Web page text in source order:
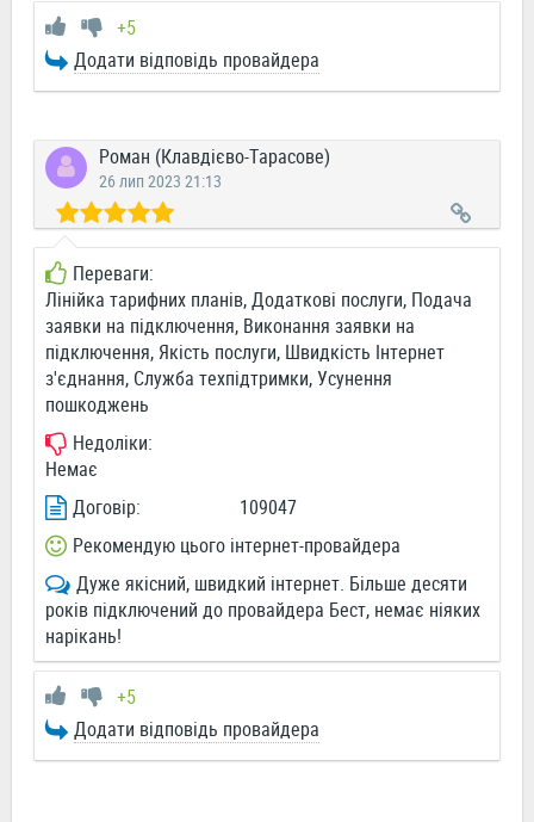
+5
Додати відповідь провайдера
Роман (Клавдієво-Тарасове)
26 лип 2023 21:13
Переваги:
Лінійка тарифних планів, Додаткові послуги, Подача
заявки на підключення, Виконання заявки на
підключення, Якість послуги, Швидкість Інтернет
з'єднання, Служба техпідтримки, Усунення
пошкоджень
Недоліки:
Немає
Договір:
109047
Рекомендую цього інтернет-провайдера
Дуже якісний, швидкий інтернет. Більше десяти
років підключений до провайдера Бест, немає ніяких
нарікань!
+5
Додати відповідь провайдера